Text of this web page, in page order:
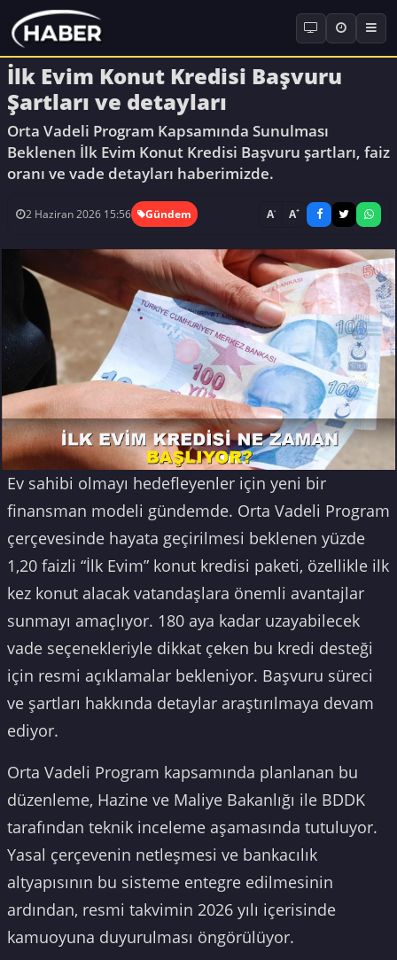
İlk Evim Konut Kredisi Başvuru
Şartları ve detayları
Orta Vadeli Program Kapsamında Sunulması
Beklenen İlk Evim Konut Kredisi Başvuru şartları, faiz
oranı ve vade detayları haberimizde.
2 Haziran 2026 15:56 Gündem A- A+
Ev sahibi olmayı hedefleyenler için yeni bir
finansman modeli gündemde. Orta Vadeli Program
çerçevesinde hayata geçirilmesi beklenen yüzde
1,20 faizli “İlk Evim” konut kredisi paketi, özellikle ilk
kez konut alacak vatandaşlara önemli avantajlar
sunmayı amaçlıyor. 180 aya kadar uzayabilecek
vade seçenekleriyle dikkat çeken bu kredi desteği
için resmi açıklamalar bekleniyor. Başvuru süreci
ve şartları hakkında detaylar araştırılmaya devam
ediyor.
Orta Vadeli Program kapsamında planlanan bu
düzenleme, Hazine ve Maliye Bakanlığı ile BDDK
tarafından teknik inceleme aşamasında tutuluyor.
Yasal çerçevenin netleşmesi ve bankacılık
altyapısının bu sisteme entegre edilmesinin
ardından, resmi takvimin 2026 yılı içerisinde
kamuoyuna duyurulması öngörülüyor.